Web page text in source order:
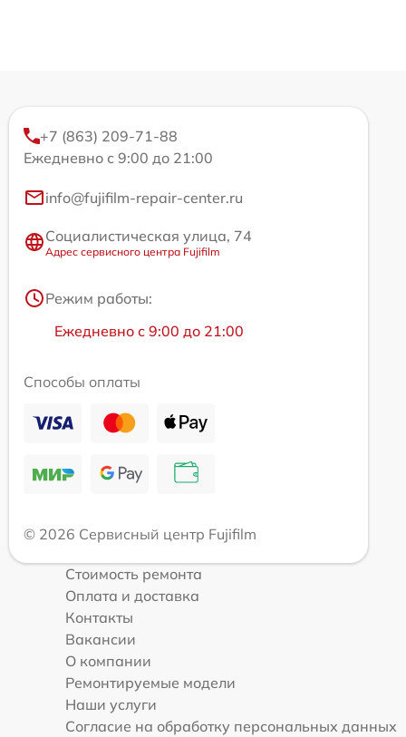
+7 (863) 209-71-88
Ежедневно с 9:00 до 21:00
info@fujifilm-repair-center.ru
Социалистическая улица, 74
Адрес сервисного центра Fujifilm
Режим работы:
Ежедневно с 9:00 до 21:00
Способы оплаты
© 2026 Сервисный центр Fujifilm
Стоимость ремонта
Оплата и доставка
Контакты
Вакансии
О компании
Ремонтируемые модели
Наши услуги
Согласие на обработку персональных данных